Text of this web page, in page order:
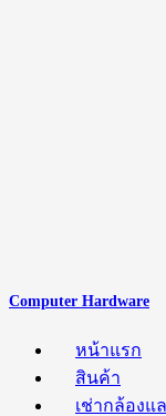
Computer Hardware
หน้าแรก
สินค้า
เช่ากล้องแ